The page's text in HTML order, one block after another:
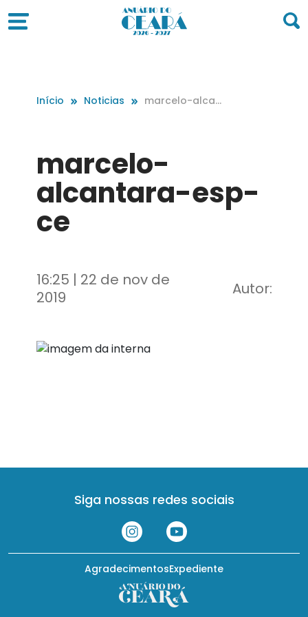
Início Noticias
marcelo-alcan
marcelo-
alcantara-esp-
ce
16:25 | 22 de nov de
2019
Autor:
Siga nossas redes sociais
Expediente
Agradecimentos